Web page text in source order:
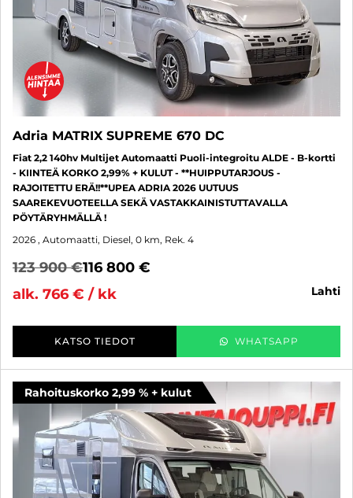
Adria MATRIX SUPREME 670 DC
Fiat 2,2 140hv Multijet Automaatti Puoli-integroitu ALDE - B-kortti
- KIINTEÄ KORKO 2,99% + KULUT - **HUIPPUTARJOUS -
RAJOITETTU ERÄ!!**UPEA ADRIA 2026 UUTUUS
SAAREKEVUOTEELLA SEKÄ VASTAKKAINISTUTTAVALLA
PÖYTÄRYHMÄLLÄ !
2026 , Automaatti, Diesel, 0 km, Rek. 4
123 900 €116 800 €
alk. 766 € / kk
lahti
KATSO TIEDOT WHATSAPP
Rahoituskorko 2,99 % + kulut